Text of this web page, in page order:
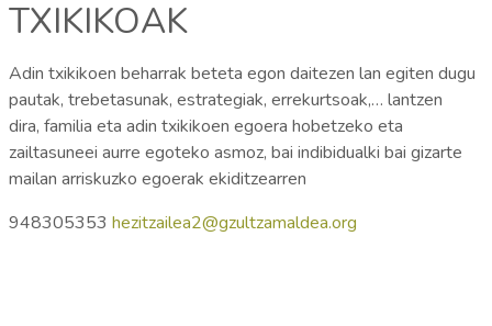
TXIKIKOAK
Adin txikikoen beharrak beteta egon daitezen lan egiten dugu
pautak, trebetasunak, estrategiak, errekurtsoak,… lantzen
dira, familia eta adin txikikoen egoera hobetzeko eta
zailtasuneei aurre egoteko asmoz, bai indibidualki bai gizarte
mailan arriskuzko egoerak ekiditzearren
948305353 hezitzailea2@gzultzamaldea.org